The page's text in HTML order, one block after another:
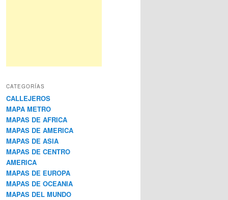
CATEGORÍAS
CALLEJEROS
MAPA METRO
MAPAS DE AFRICA
MAPAS DE AMERICA
MAPAS DE ASIA
MAPAS DE CENTRO
AMERICA
MAPAS DE EUROPA
MAPAS DE OCEANIA
MAPAS DEL MUNDO